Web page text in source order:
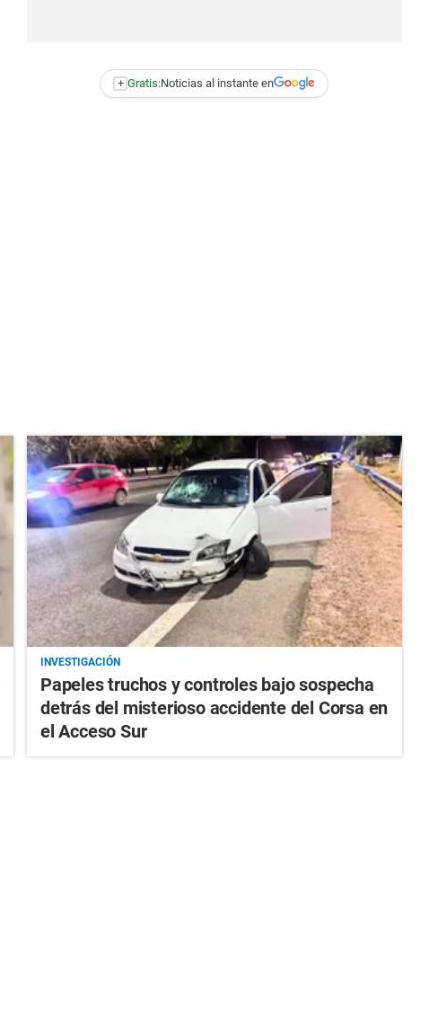
+ Gratis:Noticias al instante en
INVESTIGACIÓN
Papeles truchos y controles bajo sospecha
detrás del misterioso accidente del Corsa en
el Acceso Sur